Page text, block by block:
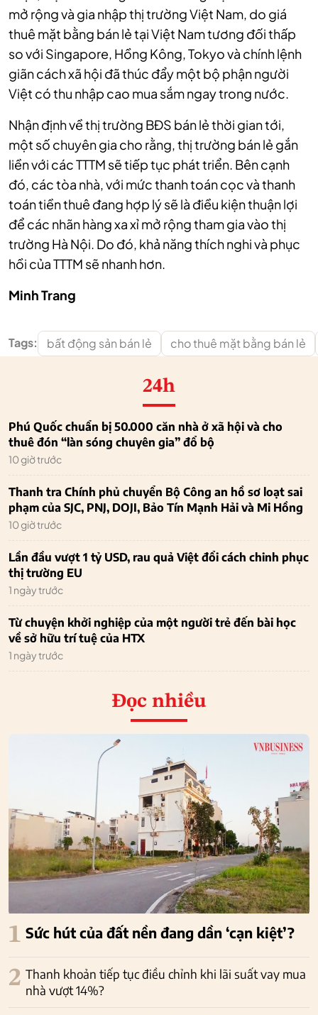
mở rộng và gia nhập thị trường Việt Nam, do giá
thuê mặt bằng bán lẻ tại Việt Nam tương đối thấp
so với Singapore, Hồng Kông, Tokyo và chính lệnh
giãn cách xã hội đã thúc đẩy một bộ phận người
Việt có thu nhập cao mua sắm ngay trong nước.
Nhận định về thị trường BĐS bán lẻ thời gian tới,
một số chuyên gia cho rằng, thị trường bán lẻ gắn
liền với các TTTM sẽ tiếp tục phát triển. Bên cạnh
đó, các tòa nhà, với mức thanh toán cọc và thanh
toán tiền thuê đang hợp lý sẽ là điều kiện thuận lợi
để các nhãn hàng xa xỉ mở rộng tham gia vào thị
trường Hà Nội. Do đó, khả năng thích nghi và phục
hồi của TTTM sẽ nhanh hơn.
Minh Trang
Tags: bất động sản bán lẻ cho thuê mặt bằng bán lẻ
24h
Phú Quốc chuẩn bị 50.000 căn nhà ở xã hội và cho
thuê đón “làn sóng chuyên gia” đổ bộ
10 giờ trước
Thanh tra Chính phủ chuyển Bộ Công an hồ sơ loạt sai
phạm của SJC, PNJ, DOJI, Bảo Tín Mạnh Hải và Mi Hồng
10 giờ trước
Lần đầu vượt 1 tỷ USD, rau quả Việt đổi cách chinh phục
thị trường EU
1 ngày trước
Từ chuyện khởi nghiệp của một người trẻ đến bài học
về sở hữu trí tuệ của HTX
1 ngày trước
Đọc nhiều
1 Sức hút của đất nền đang dần ‘cạn kiệt’?
2 Thanh khoản tiếp tục điều chỉnh khi lãi suất vay mua
nhà vượt 14%?